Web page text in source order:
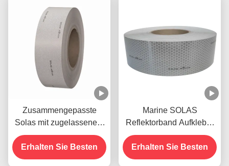
Zusammengepasste
Solas mit zugelassenem
Reflexionsband für
Rettungsboote
Erhalten Sie Besten
Marine SOLAS
Reflektorband Aufkleber
Weiß für Kleidung
Warnung
Erhalten Sie Besten